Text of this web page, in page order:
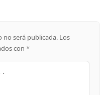
no será publicada. Los
con *